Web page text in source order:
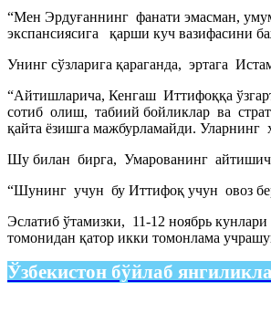
“Мен Эрдуғаннинг фанати эмасман,
экспансиясига қарши куч вазифасини
Унинг сўзларига қараганда, эртага
“Айтишларича, Кенгаш Иттифоққа
сотиб олиш, табиий бойликлар ва
қайта ёзишга мажбурламайди. Уларнинг
Шу билан бирга, Умарованинг
“Шунинг учун бу Иттифоқ учун овоз
Эслатиб ўтамизки, 11-12 ноябрь
томонидан қатор икки томонлама
Ўзбекистон бўйлаб